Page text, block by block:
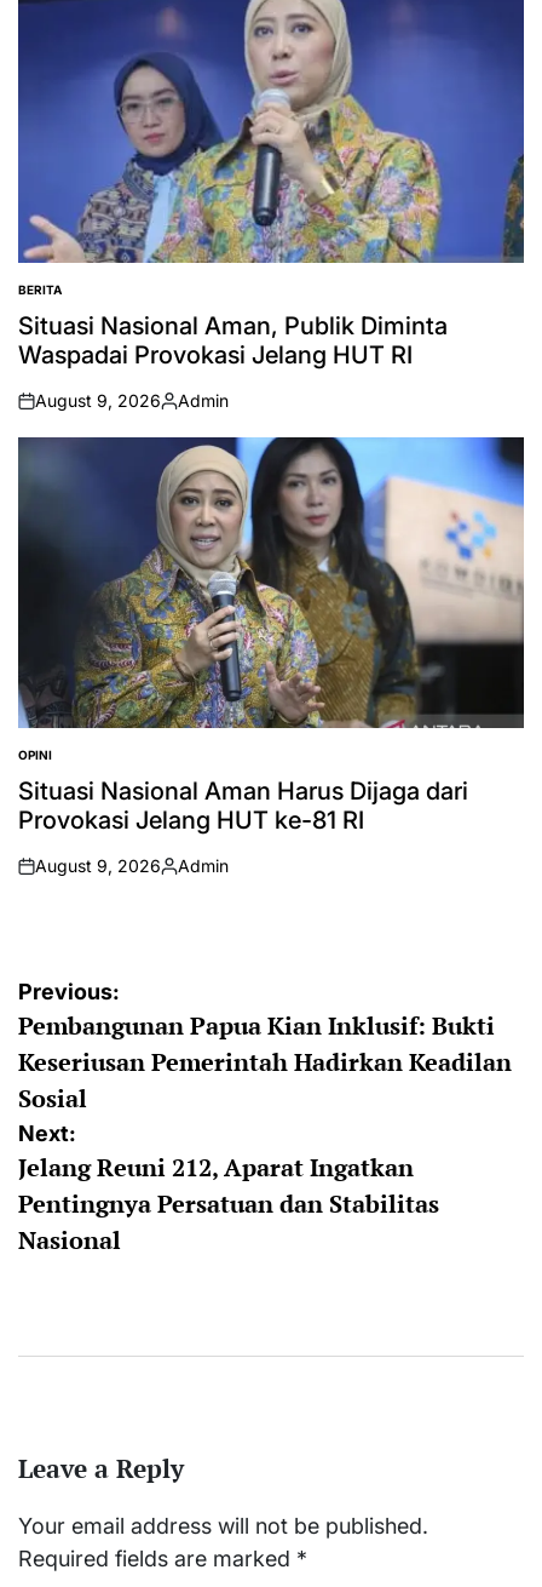
POSTED
IN
BERITA
Situasi Nasional Aman, Publik Diminta
Waspadai Provokasi Jelang HUT RI
on
August 9, 2026
Posted
by
Admin
POSTED
IN
OPINI
Situasi Nasional Aman Harus Dijaga dari
Provokasi Jelang HUT ke-81 RI
on
August 9, 2026
Posted
Admin
Post
navigation
Previous:
Pembangunan Papua Kian Inklusif: Bukti
Keseriusan Pemerintah Hadirkan Keadilan
Sosial
Next:
Jelang Reuni 212, Aparat Ingatkan
Pentingnya Persatuan dan Stabilitas
Nasional
Leave a Reply
Your email address will not be published.
Required fields are marked *